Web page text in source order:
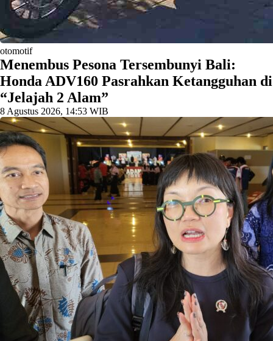
otomotif
Menembus Pesona Tersembunyi Bali:
Honda ADV160 Pasrahkan Ketangguhan di
“Jelajah 2 Alam”
8 Agustus 2026, 14:53 WIB